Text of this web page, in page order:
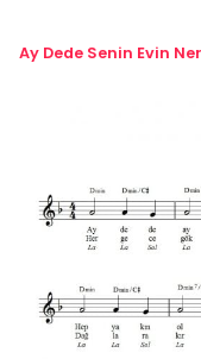
Ay Dede Senin Evin